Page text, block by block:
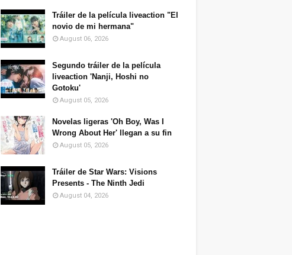
Tráiler de la película liveaction "El
novio de mi hermana"
August 06, 2026
Segundo tráiler de la película
liveaction 'Nanji, Hoshi no
Gotoku'
August 05, 2026
Novelas ligeras 'Oh Boy, Was I
Wrong About Her' llegan a su fin
August 05, 2026
Tráiler de Star Wars: Visions
Presents - The Ninth Jedi
August 04, 2026